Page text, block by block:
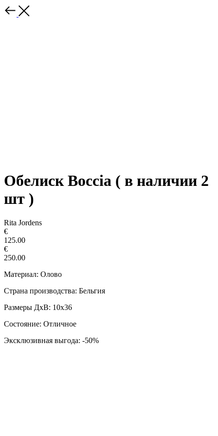
Обелиск Boccia ( в наличии 2
шт )
Rita Jordens
€
125.00
€
250.00
Материал: Олово
Страна производства: Бельгия
Размеры ДxВ: 10x36
Состояние: Отличное
Эксклюзивная выгода: -50%